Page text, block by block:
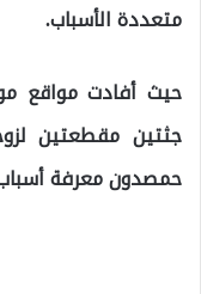
متعددة الأسباب.
حيث أفادت مواقع
جثتين مقطعتين
حمصدون معرفة